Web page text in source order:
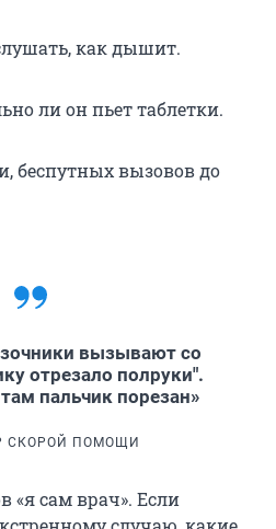
как дышит.
ли он пьет таблетки.
беспутных вызовов до
вызывают со
отрезало полруки".
пальчик порезан»
СКОРОЙ ПОМОЩИ
«я сам врач». Если